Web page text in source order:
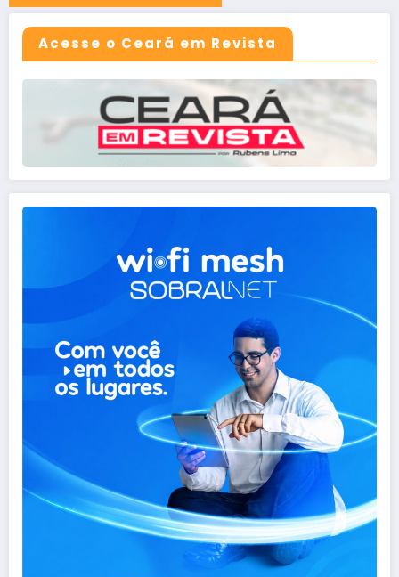
Acesse o Ceará em Revista